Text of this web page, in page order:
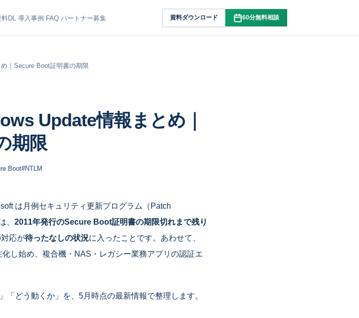
料DL 導入事例 FAQ パートナー募集 資料ダウンロード 60分無料相談
｜Secure Boot証明書の期限
Update情報まとめ｜
期限
Boot#NTLM
は月例セキュリティ更新プログラム（Patch
、 2011年発行のSecure Boot証明書の期限切れまで残り
応が待ったなしの状況に入ったことです。あわせて、
し始め、複合機・NAS・レガシー業務アプリの認証エ
どう動くか」を、5月時点の最新情報で整理します。